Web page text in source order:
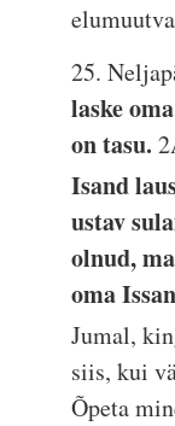
25.
laske
on tasu.
Isand
ustav
olnud,
oma
Jumal,
siis, kui
Õpeta